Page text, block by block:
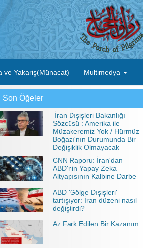
ve Yakariş(Münacat) Multimedya
Son Öğeler
İran Dışişleri Bakanlığı
Sözcüsü : Amerika ile
Müzakeremiz Yok / Hürmüz
Boğazı'nın Durumunda Bir
Değişiklik Olmayacak
CNN Raporu: İran'dan
ABD'nin Yapay Zeka
Altyapısının Kalbine Darbe
ABD 'Gölge Dışişleri'
tartışıyor: İran düzeni nasıl
değiştirdi?
Az Fark Edilen Bir Kazanım